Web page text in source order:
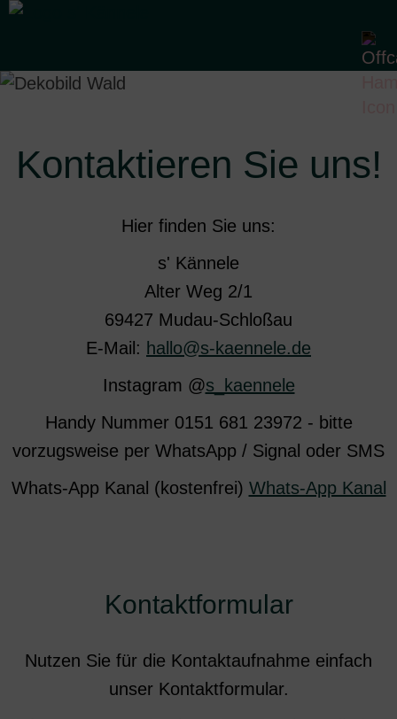
Kontaktieren Sie uns!
Hier finden Sie uns:
s' Kännele
Alter Weg 2/1
69427 Mudau-Schloßau
E-Mail: hallo@s-kaennele.de
Instagram @s_kaennele
Handy Nummer 0151 681 23972 - bitte
vorzugsweise per WhatsApp / Signal oder SMS
Whats-App Kanal (kostenfrei) Whats-App Kanal
Kontaktformular
Nutzen Sie für die Kontaktaufnahme einfach
unser Kontaktformular.